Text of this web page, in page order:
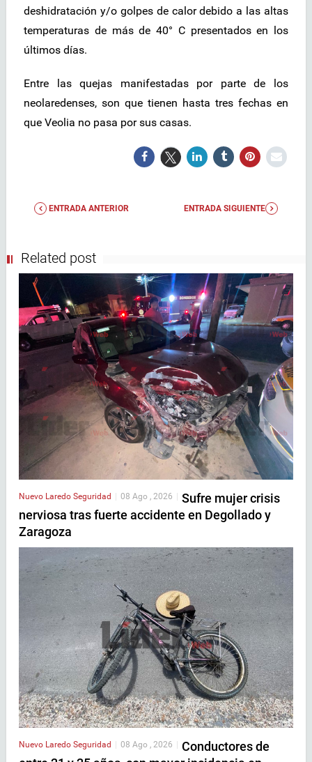
deshidratación y/o golpes de calor debido a las altas
temperaturas de más de 40° C presentados en los
últimos días.
Entre las quejas manifestadas por parte de los
neolaredenses, son que tienen hasta tres fechas en
que Veolia no pasa por sus casas.
ENTRADA ANTERIOR ENTRADA SIGUIENTE
Related post
Nuevo Laredo Seguridad | 08 Ago , 2026 | Sufre mujer crisis
nerviosa tras fuerte accidente en Degollado y
Zaragoza
Nuevo Laredo Seguridad 08 Ago , 2026
Conductores de